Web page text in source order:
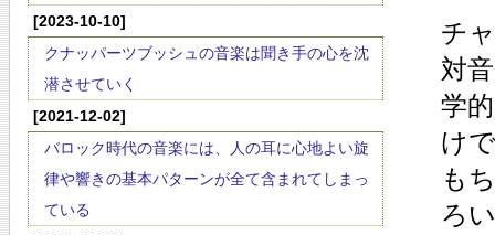
[2023-10-10]
クナッパーツブッシュの音楽は聞き手の心を沈
潜させていく
[2021-12-02]
バロック時代の音楽には、人の耳に心地よい旋
律や響きの基本パターンが全て含まれてしまっ
ている
チ
対
学
け
も
ろ